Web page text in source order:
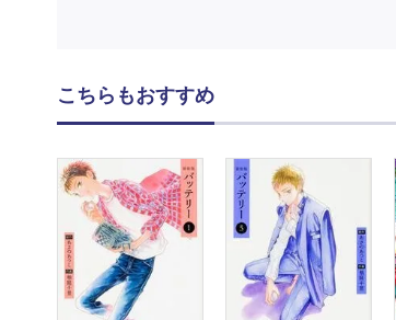
こちらもおすすめ